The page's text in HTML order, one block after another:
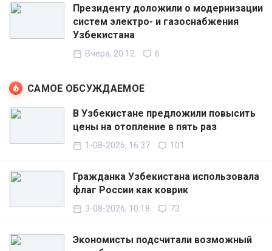
Президенту доложили о модернизации
систем электро- и газоснабжения
Узбекистана
Вчера, 20:12 6
САМОЕ ОБСУЖДАЕМОЕ
В Узбекистане предложили повысить
цены на отопление в пять раз
1-08-2026, 16:37 101
Гражданка Узбекистана использовала
флаг России как коврик
3-08-2026, 10:18 73
Экономисты подсчитали возможный